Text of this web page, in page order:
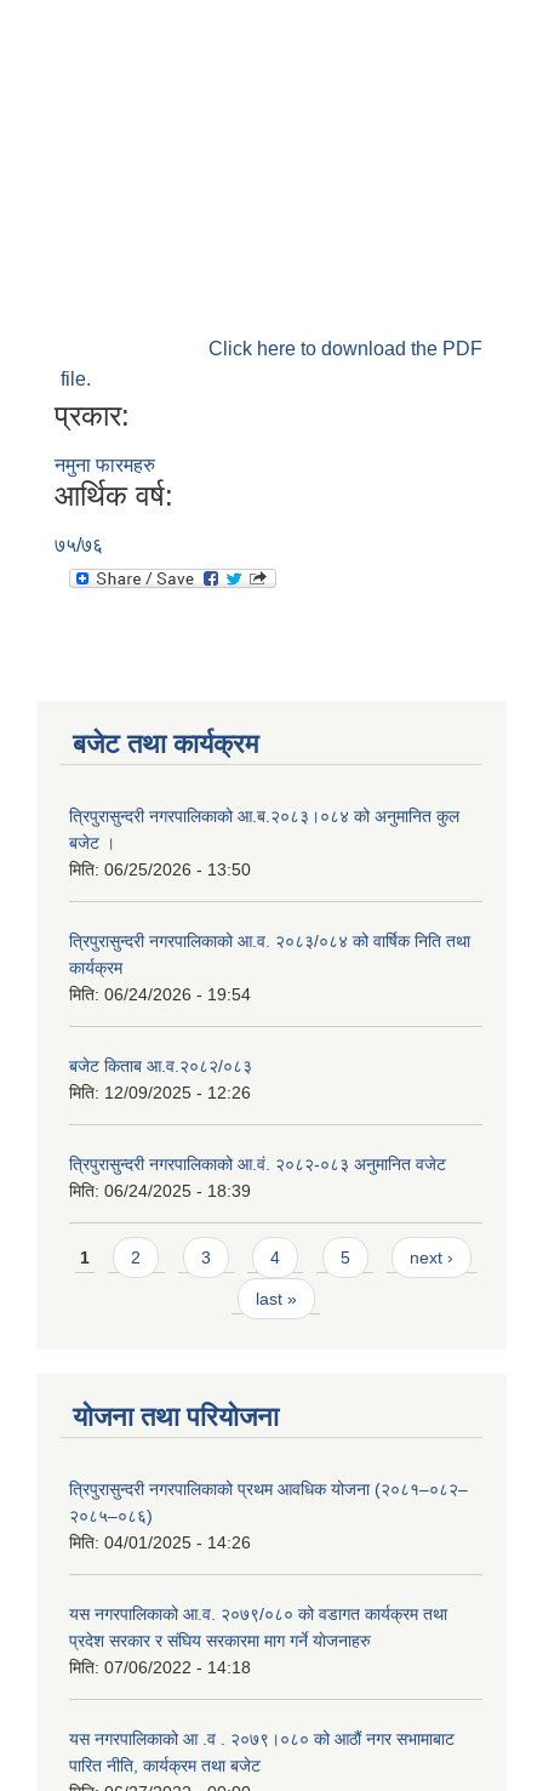
Click here to download the PDF
file.
प्रकार:
नमुना फारमहरु
आर्थिक वर्ष:
७५/७६
बजेट तथा कार्यक्रम
त्रिपुरासुन्दरी नगरपालिकाको आ.ब.२०८३।०८४ को अनुमानित कुल
बजेट ।
मिति: 06/25/2026 - 13:50
त्रिपुरासुन्दरी नगरपालिकाको आ.व. २०८३/०८४ को वार्षिक निति तथा
कार्यक्रम
मिति: 06/24/2026 - 19:54
बजेट किताब आ.व.२०८२/०८३
मिति: 12/09/2025 - 12:26
त्रिपुरासुन्दरी नगरपालिकाको आ.वं. २०८२-०८३ अनुमानित वजेट
मिति: 06/24/2025 - 18:39
Pages
1 2 3 4 5 next ›
last »
योजना तथा परियोजना
त्रिपुरासुन्दरी नगरपालिकाको प्रथम आवधिक योजना (२०८१–०८२–
२०८५–०८६)
मिति: 04/01/2025 - 14:26
यस नगरपालिकाको आ.व. २०७९/०८० को वडागत कार्यक्रम तथा
प्रदेश सरकार र संघिय सरकारमा माग गर्ने याेजनाहरु
मिति: 07/06/2022 - 14:18
यस नगरपालिकाको आ‍ .व . २०७९।०८० को आठौं नगर सभामाबाट
पारित नीति, कार्यक्रम तथा बजेट